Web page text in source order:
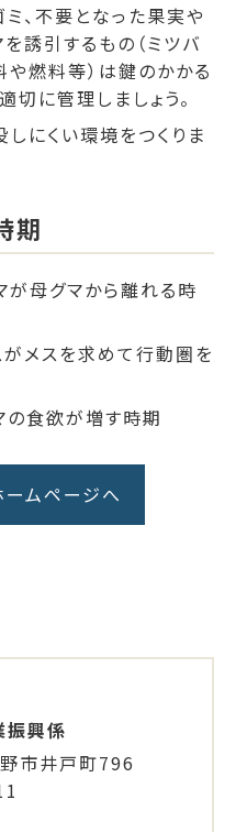
、不要となった果実や
誘引するもの（ミツバ
や燃料等）は鍵のかかる
に管理しましょう。
にくい環境をつくりま
期
が母グマから離れる時
がメスを求めて行動圏を
の食欲が増す時期
ムページへ
振興係
市井戸町796